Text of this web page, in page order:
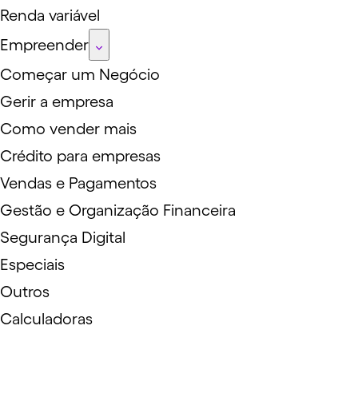
Renda variável
Empreender
Começar um Negócio
Gerir a empresa
Como vender mais
Crédito para empresas
Vendas e Pagamentos
Gestão e Organização Financeira
Segurança Digital
Especiais
Outros
Calculadoras